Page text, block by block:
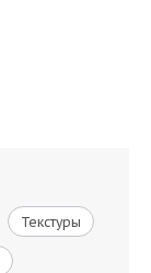
Текстуры